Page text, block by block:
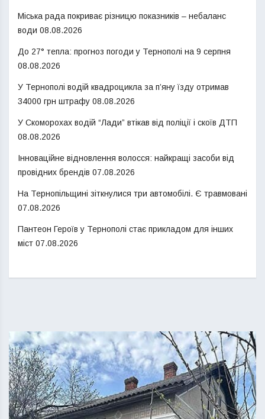
Міська рада покриває різницю показників – небаланс
води 08.08.2026
До 27° тепла: прогноз погоди у Тернополі на 9 серпня
08.08.2026
У Тернополі водій квадроцикла за п’яну їзду отримав
34000 грн штрафу 08.08.2026
У Скоморохах водій “Лади” втікав від поліції і скоїв ДТП
08.08.2026
Інноваційне відновлення волосся: найкращі засоби від
провідних брендів 07.08.2026
На Тернопільщині зіткнулися три автомобілі. Є травмовані
07.08.2026
Пантеон Героїв у Тернополі стає прикладом для інших
міст 07.08.2026